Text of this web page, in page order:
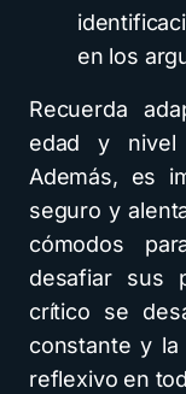
en los
Recuerda
edad y
Además, es
seguro y
cómodos
desafiar sus
crítico se
constante y
reflexivo en